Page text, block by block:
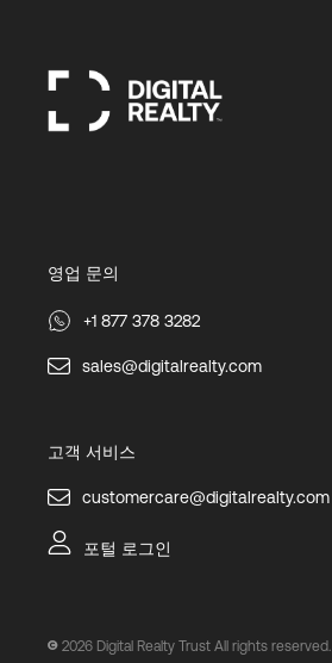
영업 문의
+1 877 378 3282
sales@digitalrealty.com
고객 서비스
customercare@digitalrealty.com
포털 로그인
2026 Digital Realty Trust All rights reserved.